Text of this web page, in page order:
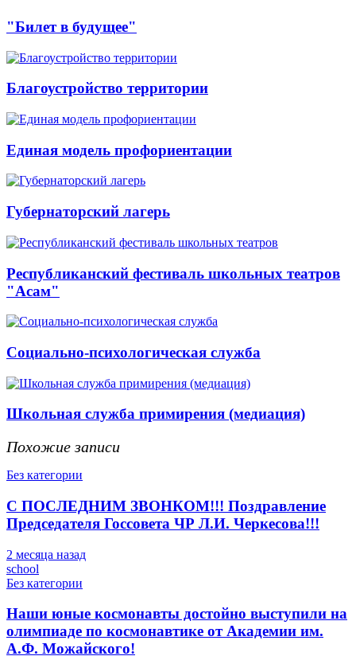
"Билет в будущее"
Благоустройство территории
Единая модель профориентации
Губернаторский лагерь
Республиканский фестиваль школьных театров
"Асам"
Социально-психологическая служба
Школьная служба примирения (медиация)
Похожие записи
Без категории
С ПОСЛЕДНИМ ЗВОНКОМ!!! Поздравление
Председателя Госсовета ЧР Л.И. Черкесова!!!
2 месяца назад
school
Без категории
Наши юные космонавты достойно выступили на
олимпиаде по космонавтике от Академии им.
А.Ф. Можайского!